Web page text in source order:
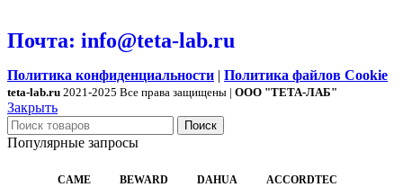
Почта: info@teta-lab.ru
Политика конфиденциальности | Политика файлов Cookie
teta-lab.ru 2021-2025 Все права защищены | ООО "ТЕТА-ЛАБ"
Закрыть
Поиск
Популярные запросы
CAME BEWARD DAHUA ACCORDTEC